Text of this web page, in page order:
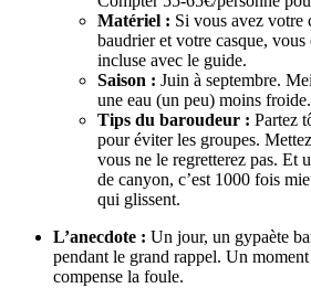
Matériel : Si vous avez
baudrier et votre casque,
incluse avec le guide.
Saison : Juin à septembre.
une eau (un peu) moins froide.
Tips du baroudeur : Partez
pour éviter les groupes.
vous ne le regretterez pas. Et
de canyon, c’est 1000 fois
qui glissent.
L’anecdote : Un jour, un gypaète
pendant le grand rappel. Un
compense la foule.